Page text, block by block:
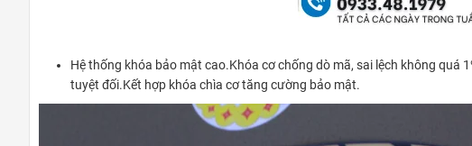
Hệ thống khóa bảo mật cao.Khóa cơ chống dò mã, sai lệch không quá
tuyệt đối.Kết hợp khóa chìa cơ tăng cường bảo mật.